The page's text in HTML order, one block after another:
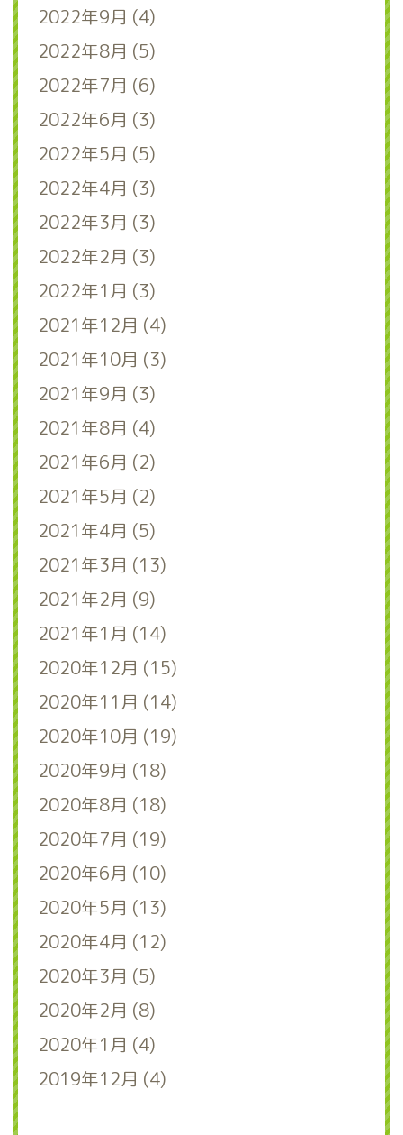
2022年9月 (4)
2022年8月 (5)
2022年7月 (6)
2022年6月 (3)
2022年5月 (5)
2022年4月 (3)
2022年3月 (3)
2022年2月 (3)
2022年1月 (3)
2021年12月 (4)
2021年10月 (3)
2021年9月 (3)
2021年8月 (4)
2021年6月 (2)
2021年5月 (2)
2021年4月 (5)
2021年3月 (13)
2021年2月 (9)
2021年1月 (14)
2020年12月 (15)
2020年11月 (14)
2020年10月 (19)
2020年9月 (18)
2020年8月 (18)
2020年7月 (19)
2020年6月 (10)
2020年5月 (13)
2020年4月 (12)
2020年3月 (5)
2020年2月 (8)
2020年1月 (4)
2019年12月 (4)